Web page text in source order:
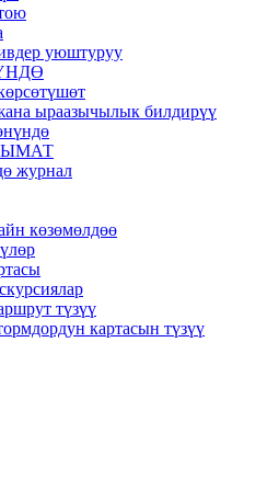
уюштуруу
ыраазычылык билдирүү
журнал
көзөмөлдөө
түзүү
картасын түзүү